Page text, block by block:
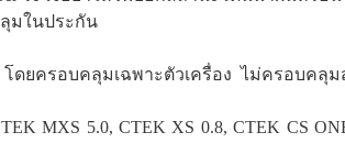
มในประกัน
ยครอบคลุมเฉพาะตัวเครื่อง ไม่ครอบคลุ
MXS 5.0, CTEK XS 0.8, CTEK CS